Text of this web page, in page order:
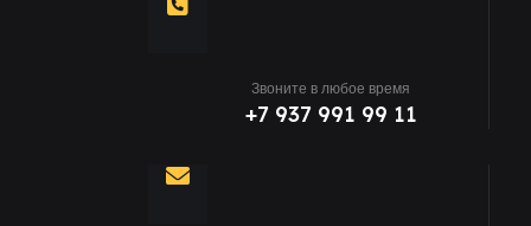
Звоните в любое время
+7 937 991 99 11